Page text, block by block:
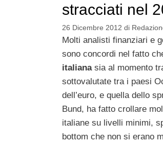
stracciati nel
26 Dicembre 2012 di
Molti analisti finanziari e
sono concordi nel fatto
italiana sia al momento
sottovalutate tra i paesi
dell’euro, e quella dello
Bund, ha fatto crollare
italiane su livelli minimi,
bottom che non si erano